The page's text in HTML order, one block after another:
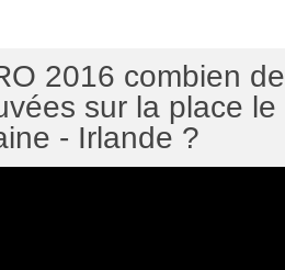
2016 combien de
sur la place le
- Irlande ?